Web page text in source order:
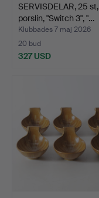
SERVISDELAR, 25 st,
porslin, "Switch 3", "…
Klubbades 7 maj 2026
20 bud
327 USD